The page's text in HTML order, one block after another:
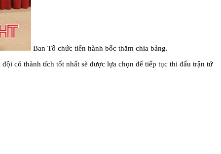
Ban Tổ chức tiến hành bốc thăm chia bảng.
có thành tích tốt nhất sẽ được lựa chọn để tiếp tục thi đấu trận tứ